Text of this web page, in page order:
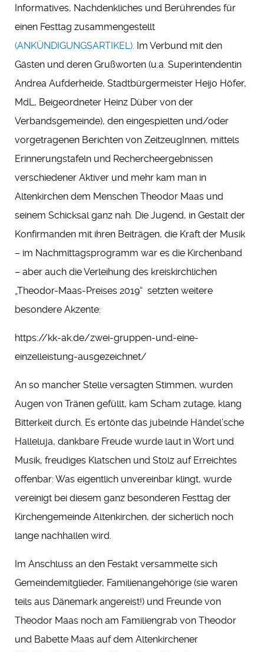
Informatives, Nachdenkliches und Berührendes für
einen Festtag zusammengestellt
(ANKÜNDIGUNGSARTIKEL). Im Verbund mit den
Gästen und deren Grußworten (u.a. Superintendentin
Andrea Aufderheide, Stadtbürgermeister Heijo Höfer,
MdL, Beigeordneter Heinz Düber von der
Verbandsgemeinde), den eingespielten und/oder
vorgetragenen Berichten von ZeitzeugInnen, mittels
Erinnerungstafeln und Rechercheergebnissen
verschiedener Aktiver und mehr kam man in
Altenkirchen dem Menschen Theodor Maas und
seinem Schicksal ganz nah. Die Jugend, in Gestalt der
Konfirmanden mit ihren Beiträgen, die Kraft der Musik
– im Nachmittagsprogramm war es die Kirchenband
– aber auch die Verleihung des kreiskirchlichen
„Theodor-Maas-Preises 2019“ setzten weitere
besondere Akzente:
https://kk-ak.de/zwei-gruppen-und-eine-
einzelleistung-ausgezeichnet/
An so mancher Stelle versagten Stimmen, wurden
Augen von Tränen gefüllt, kam Scham zutage, klang
Bitterkeit durch. Es ertönte das jubelnde Händel’sche
Halleluja, dankbare Freude wurde laut in Wort und
Musik, freudiges Klatschen und Stolz auf Erreichtes
offenbar: Was eigentlich unvereinbar klingt, wurde
vereinigt bei diesem ganz besonderen Festtag der
Kirchengemeinde Altenkirchen, der sicherlich noch
lange nachhallen wird.
Im Anschluss an den Festakt versammelte sich
Gemeindemitglieder, Familienangehörige (sie waren
teils aus Dänemark angereist!) und Freunde von
Theodor Maas noch am Familiengrab von Theodor
und Babette Maas auf dem Altenkirchener